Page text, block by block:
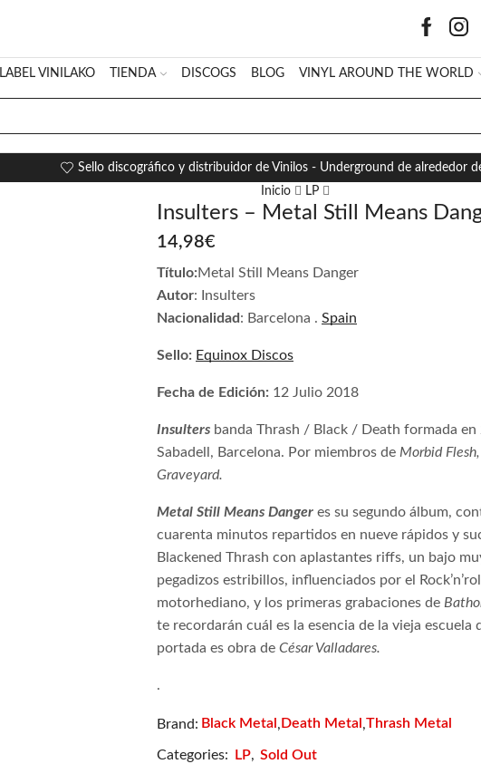
LABEL VINILAKO TIENDA DISCOGS BLOG VINYL AROUND THE WORLD
SEARCH
INPUT
Sello discográfico y distribuidor de Vinilos - Underground de alrededor
Inicio
LP
Insulters – Metal Still Means
14,98€
Título:Metal Still Means Danger
Autor: Insulters
Nacionalidad : Barcelona . Spain
Sello: Equinox Discos
Fecha de Edición: 12 Julio 2018
Insulters banda Thrash / Black / Death formada en
Sabadell, Barcelona. Por miembros de Morbid
Graveyard.
Metal Still Means Danger es su segundo álbum,
cuarenta minutos repartidos en nueve rápidos y
Blackened Thrash con aplastantes riffs, un bajo
pegadizos estribillos, influenciados por el
motorhediano, y los primeras grabaciones de
te recordarán cuál es la esencia de la vieja escuela
portada es obra de César Valladares.
.
Brand: Black Metal , Death Metal ,Thrash Metal
Categories: LP, Sold Out